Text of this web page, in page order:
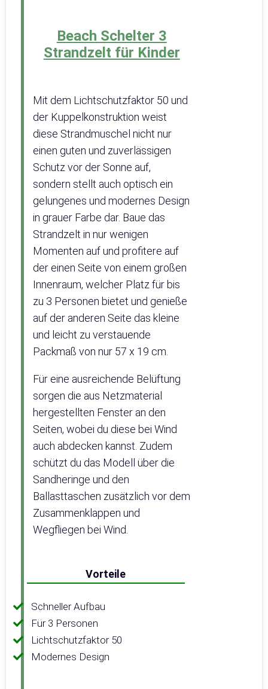
Beach Schelter 3
Strandzelt für Kinder
Mit dem Lichtschutzfaktor 50 und
der Kuppelkonstruktion weist
diese Strandmuschel nicht nur
einen guten und zuverlässigen
Schutz vor der Sonne auf,
sondern stellt auch optisch ein
gelungenes und modernes Design
in grauer Farbe dar. Baue das
Strandzelt in nur wenigen
Momenten auf und profitere auf
der einen Seite von einem großen
Innenraum, welcher Platz für bis
zu 3 Personen bietet und genieße
auf der anderen Seite das kleine
und leicht zu verstauende
Packmaß von nur 57 x 19 cm.
Für eine ausreichende Belüftung
sorgen die aus Netzmaterial
hergestellten Fenster an den
Seiten, wobei du diese bei Wind
auch abdecken kannst. Zudem
schützt du das Modell über die
Sandheringe und den
Ballasttaschen zusätzlich vor dem
Zusammenklappen und
Wegfliegen bei Wind.
Vorteile
Schneller Aufbau
Für 3 Personen
Lichtschutzfaktor 50
Modernes Design